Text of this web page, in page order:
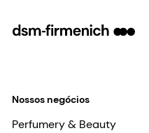
Nossos negócios
Perfumery & Beauty